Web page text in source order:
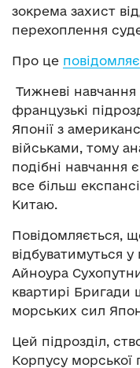
зокрема захист
перехоплення
Про це повідомляє
Тижневі
французькі
Японії з
військами, тому
подібні навчання
все більш
Китаю.
Повідомляється,
відбуватимуться у
Айноура
квартирі Бригади
морських сил
Цей підрозділ,
Корпусу морської